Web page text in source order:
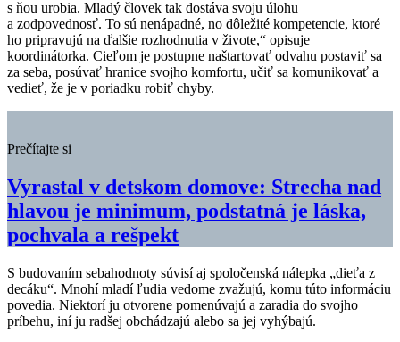
s ňou urobia. Mladý človek tak dostáva svoju úlohu
a zodpovednosť. To sú nenápadné, no dôležité kompetencie, ktoré
ho pripravujú na ďalšie rozhodnutia v živote,“ opisuje
koordinátorka. Cieľom je postupne naštartovať odvahu postaviť sa
za seba, posúvať hranice svojho komfortu, učiť sa komunikovať a
vedieť, že je v poriadku robiť chyby.
Prečítajte si
Vyrastal v detskom domove: Strecha nad
hlavou je minimum, podstatná je láska,
pochvala a rešpekt
S budovaním sebahodnoty súvisí aj spoločenská nálepka „dieťa z
decáku“. Mnohí mladí ľudia vedome zvažujú, komu túto informáciu
povedia. Niektorí ju otvorene pomenúvajú a zaradia do svojho
príbehu, iní ju radšej obchádzajú alebo sa jej vyhýbajú.